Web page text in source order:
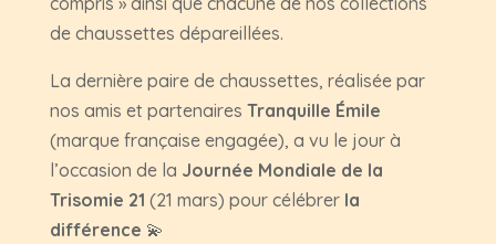
de chaussettes dépareillées.
La dernière paire de chaussettes, réalisée par
nos amis et partenaires Tranquille Émile
(marque française engagée), a vu le jour à
l’occasion de la Journée Mondiale de la
Trisomie 21 (21 mars) pour célébrer la
différence 💫